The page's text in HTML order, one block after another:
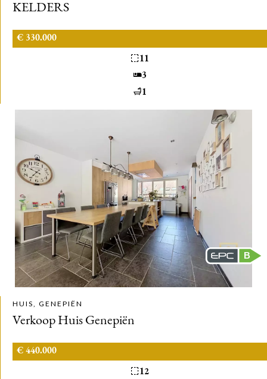
KELDERS
€ 330.000
11
3
1
HUIS, GENEPIËN
Verkoop Huis Genepiën
€ 440.000
12
B